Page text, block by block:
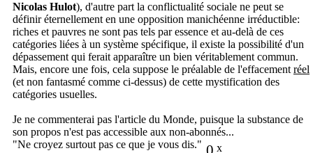
Nicolas Hulot), d'autre part la conflictualité sociale ne peut se
définir éternellement en une opposition manichéenne irréductible:
riches et pauvres ne sont pas tels par essence et au-delà de ces
catégories liées à un système spécifique, il existe la possibilité d'un
dépassement qui ferait apparaître un bien véritablement commun.
Mais, encore une fois, cela suppose le préalable de l'effacement réel
(et non fantasmé comme ci-dessus) de cette mystification des
catégories usuelles.
Je ne commenterai pas l'article du Monde, puisque la substance de
son propos n'est pas accessible aux non-abonnés...
x
"Ne croyez surtout pas ce que je vous dis."